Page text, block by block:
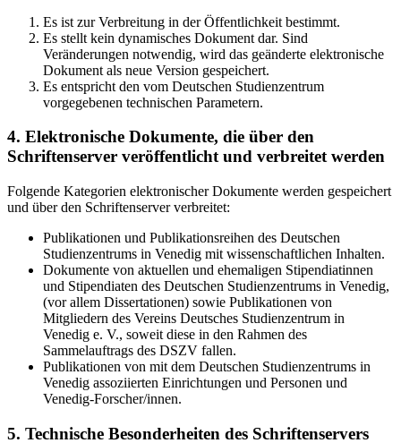
Es ist zur Verbreitung in der Öffentlichkeit bestimmt.
Es stellt kein dynamisches Dokument dar. Sind
Veränderungen notwendig, wird das geänderte elektronische
Dokument als neue Version gespeichert.
Es entspricht den vom Deutschen Studienzentrum
vorgegebenen technischen Parametern.
4. Elektronische Dokumente, die über den
Schriftenserver veröffentlicht und verbreitet werden
Folgende Kategorien elektronischer Dokumente werden gespeichert
und über den Schriftenserver verbreitet:
Publikationen und Publikationsreihen des Deutschen
Studienzentrums in Venedig mit wissenschaftlichen Inhalten.
Dokumente von aktuellen und ehemaligen Stipendiatinnen
und Stipendiaten des Deutschen Studienzentrums in Venedig,
(vor allem Dissertationen) sowie Publikationen von
Mitgliedern des Vereins Deutsches Studienzentrum in
Venedig e. V., soweit diese in den Rahmen des
Sammelauftrags des DSZV fallen.
Publikationen von mit dem Deutschen Studienzentrums in
Venedig assoziierten Einrichtungen und Personen und
Venedig-Forscher/innen.
5. Technische Besonderheiten des Schriftenservers